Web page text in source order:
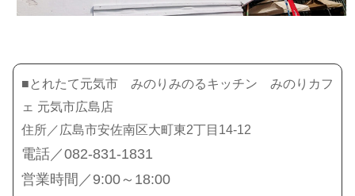
■とれたて元気市 みのりみのるキッチン みのりカフ
ェ 元気市広島店
住所／広島市安佐南区大町東2丁目14-12
電話／082-831-1831
営業時間／9:00～18:00